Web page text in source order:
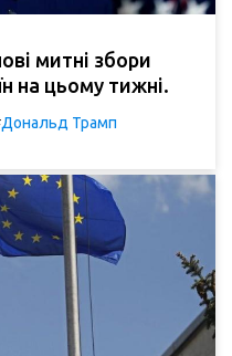
митні збори
на цьому тижні.
Дональд Трамп